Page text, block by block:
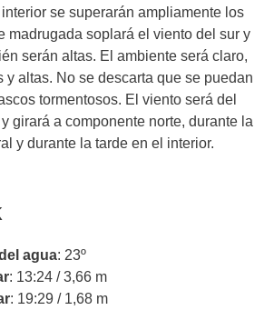
se superarán ampliamente los
madrugada soplará el viento del sur y
serán altas. El ambiente será claro,
y altas. No se descarta que se puedan
tormentosos. El viento será del
girará a componente norte, durante la
y durante la tarde en el interior.
agua: 23º
: 13:24 / 3,66 m
: 19:29 / 1,68 m